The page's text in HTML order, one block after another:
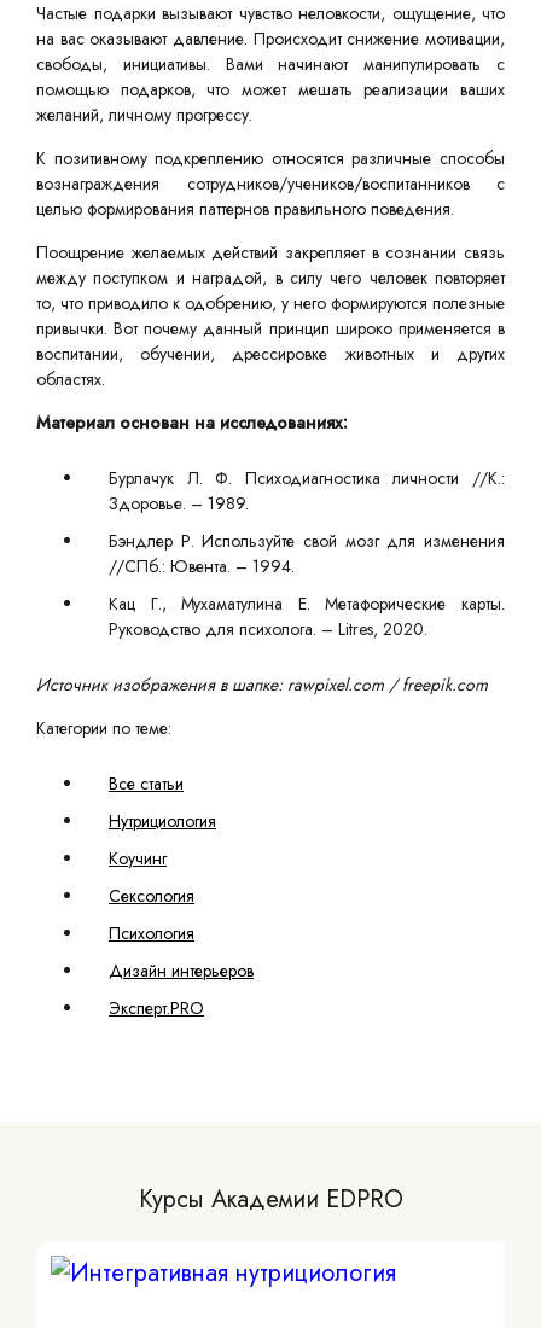
Частые подарки вызывают чувство неловкости, ощущение, что
на вас оказывают давление. Происходит снижение мотивации,
свободы, инициативы. Вами начинают манипулировать с
помощью подарков, что может мешать реализации ваших
желаний, личному прогрессу.
К позитивному подкреплению относятся различные способы
вознаграждения сотрудников/учеников/воспитанников с
целью формирования паттернов правильного поведения.
Поощрение желаемых действий закрепляет в сознании связь
между поступком и наградой, в силу чего человек повторяет
то, что приводило к одобрению, у него формируются полезные
привычки. Вот почему данный принцип широко применяется в
воспитании, обучении, дрессировке животных и других
областях.
Материал основан на исследованиях:
Бурлачук Л. Ф. Психодиагностика личности //К.:
Здоровье. – 1989.
Бэндлер Р. Используйте свой мозг для изменения
//СПб.: Ювента. – 1994.
Кац Г., Мухаматулина Е. Метафорические карты.
Руководство для психолога. – Litres, 2020.
Источник изображения в шапке: rawpixel.com / freepik.com
Категории по теме:
Все статьи
Нутрициология
Коучинг
Сексология
Психология
Дизайн интерьеров
Эксперт.PRO
Курсы Академии EDPRO